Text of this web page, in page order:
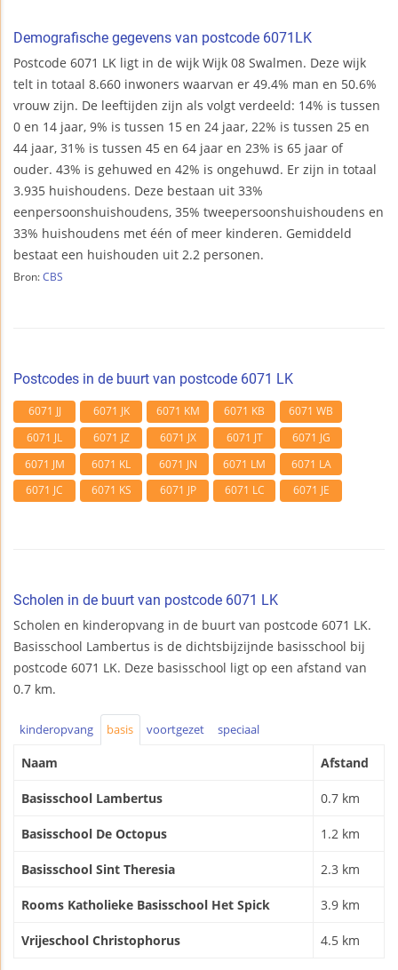
Demografische gegevens van postcode 6071LK
Postcode 6071 LK ligt in de wijk Wijk 08 Swalmen. Deze wijk
telt in totaal 8.660 inwoners waarvan er 49.4% man en 50.6%
vrouw zijn. De leeftijden zijn als volgt verdeeld: 14% is tussen
0 en 14 jaar, 9% is tussen 15 en 24 jaar, 22% is tussen 25 en
44 jaar, 31% is tussen 45 en 64 jaar en 23% is 65 jaar of
ouder. 43% is gehuwed en 42% is ongehuwd. Er zijn in totaal
3.935 huishoudens. Deze bestaan uit 33%
eenpersoonshuishoudens, 35% tweepersoonshuishoudens en
33% huishoudens met één of meer kinderen. Gemiddeld
bestaat een huishouden uit 2.2 personen.
Bron: CBS
Postcodes in de buurt van postcode 6071 LK
6071 JJ 6071 JK 6071 KM 6071 KB
6071 WB
6071 JL
6071 JZ 6071 JX 6071 JT
6071 JG
6071 JM
6071 KL 6071 JN 6071 LM
6071 LA
6071 JC
6071 KS 6071 JP 6071 LC 6071 JE
Scholen in de buurt van postcode 6071 LK
Scholen en kinderopvang in de buurt van postcode 6071 LK.
Basisschool Lambertus is de dichtsbijzijnde basisschool bij
postcode 6071 LK. Deze basisschool ligt op een afstand van
0.7 km.
kinderopvang basis voortgezet speciaal
Naam Afstand
Basisschool Lambertus 0.7 km
Basisschool De Octopus 1.2 km
Basisschool Sint Theresia 2.3 km
Rooms Katholieke Basisschool Het Spick 3.9 km
Vrijeschool Christophorus 4.5 km